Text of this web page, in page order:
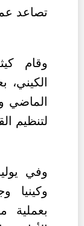
تصاعد
وقام
الكيني،
الماضي
لتنظيم
وكينيا
بعملية